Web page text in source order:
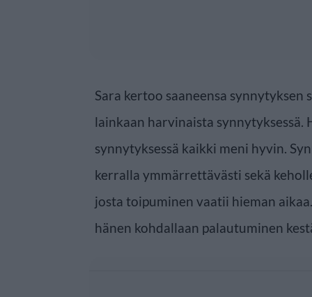
Sara kertoo saaneensa synnytyksen
lainkaan harvinaista synnytyksessä.
synnytyksessä kaikki meni hyvin.
kerralla ymmärrettävästi sekä
josta toipuminen vaatii hieman
hänen kohdallaan palautuminen